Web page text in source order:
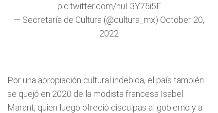
pic.twitter.com/nuL3Y75i5F
— Secretaría de Cultura (@cultura_mx) October 20,
2022
Por una apropiación cultural indebida, el país también
se quejó en 2020 de la modista francesa Isabel
Marant, quien luego ofreció disculpas al gobierno y a